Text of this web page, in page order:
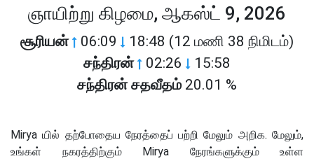
ஞாயிற்று கிழமை, ஆகஸ்ட் 9, 2026
சூரியன் 06:09 18:48 (12 மணி 38 நிமிடம்)
சந்திரன் 02:26 15:58
சந்திரன் சதவீதம்20.01 %
Mirya யில் தற்போதைய நேரத்தைப் பற்றி மேலும் அறிக. மேலும்,
உங்கள் நகரத்திற்கும் Mirya நேரங்களுக்கும் உள்ள